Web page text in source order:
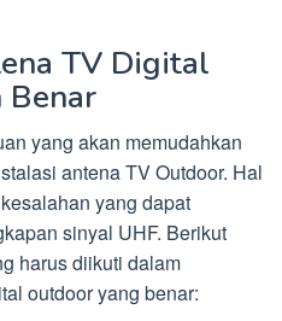
TV Digital
Benar
yang akan memudahkan
antena TV Outdoor. Hal
yang dapat
sinyal UHF. Berikut
harus diikuti dalam
outdoor yang benar: